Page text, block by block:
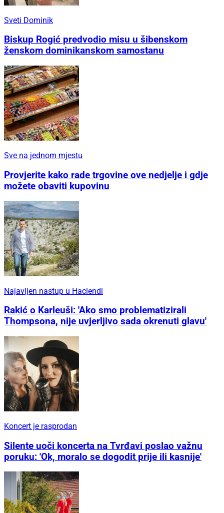
Sveti Dominik
Biskup Rogić predvodio misu u šibenskom
ženskom dominikanskom samostanu
Sve na jednom mjestu
Provjerite kako rade trgovine ove nedjelje i gdje
možete obaviti kupovinu
Najavljen nastup u Haciendi
Rakić o Karleuši: 'Ako smo problematizirali
Thompsona, nije uvjerljivo sada okrenuti glavu'
Koncert je rasprodan
Silente uoči koncerta na Tvrđavi poslao važnu
poruku: 'Ok, moralo se dogodit prije ili kasnije'